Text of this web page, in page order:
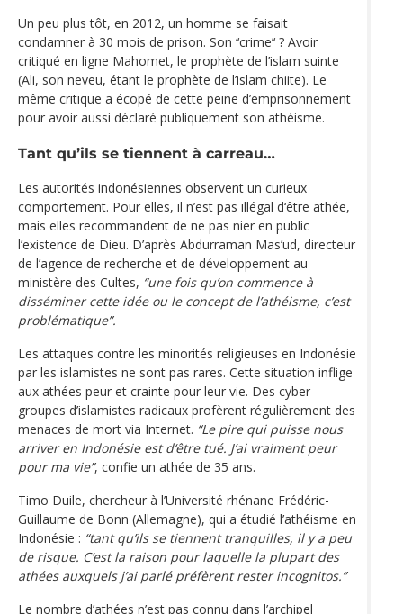
Un peu plus tôt, en 2012, un homme se faisait
condamner à 30 mois de prison. Son ‘‘crime’‘ ? Avoir
critiqué en ligne Mahomet, le prophète de l’islam suinte
(Ali, son neveu, étant le prophète de l’islam chiite). Le
même critique a écopé de cette peine d’emprisonnement
pour avoir aussi déclaré publiquement son athéisme.
Tant qu’ils se tiennent à carreau…
Les autorités indonésiennes observent un curieux
comportement. Pour elles, il n’est pas illégal d‘être athée,
mais elles recommandent de ne pas nier en public
l’existence de Dieu. D’après Abdurraman Mas’ud, directeur
de l’agence de recherche et de développement au
ministère des Cultes, “une fois qu’on commence à
disséminer cette idée ou le concept de l’athéisme, c’est
problématique”.
Les attaques contre les minorités religieuses en Indonésie
par les islamistes ne sont pas rares. Cette situation inflige
aux athées peur et crainte pour leur vie. Des cyber-
groupes d’islamistes radicaux profèrent régulièrement des
menaces de mort via Internet. “Le pire qui puisse nous
arriver en Indonésie est d‘être tué. J’ai vraiment peur
pour ma vie”, confie un athée de 35 ans.
Timo Duile, chercheur à l’Université rhénane Frédéric-
Guillaume de Bonn (Allemagne), qui a étudié l’athéisme en
Indonésie : “tant qu’ils se tiennent tranquilles, il y a peu
de risque. C’est la raison pour laquelle la plupart des
athées auxquels j’ai parlé préfèrent rester incognitos.”
Le nombre d’athées n’est pas connu dans l’archipel